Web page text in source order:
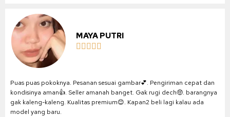
MAYA PUTRI
    
Puas puas pokoknya. Pesanan sesuai gambar💕. Pengiriman cepat dan
kondisinya aman👍. Seller amanah banget. Gak rugi dech🤑. barangnya
gak kaleng-kaleng. Kualitas premium😊. Kapan2 beli lagi kalau ada
model yang baru.